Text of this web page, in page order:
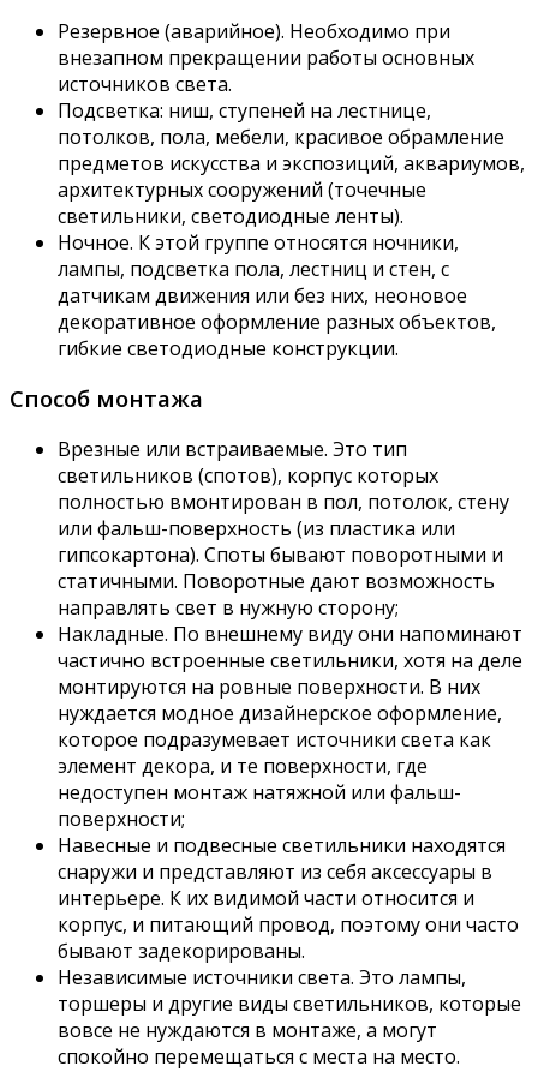
Резервное (аварийное). Необходимо при
внезапном прекращении работы основных
источников света.
Подсветка: ниш, ступеней на лестнице,
потолков, пола, мебели, красивое обрамление
предметов искусства и экспозиций, аквариумов,
архитектурных сооружений (точечные
светильники, светодиодные ленты).
Ночное. К этой группе относятся ночники,
лампы, подсветка пола, лестниц и стен, с
датчикам движения или без них, неоновое
декоративное оформление разных объектов,
гибкие светодиодные конструкции.
Способ монтажа
Врезные или встраиваемые. Это тип
светильников (спотов), корпус которых
полностью вмонтирован в пол, потолок, стену
или фальш-поверхность (из пластика или
гипсокартона). Споты бывают поворотными и
статичными. Поворотные дают возможность
направлять свет в нужную сторону;
Накладные. По внешнему виду они напоминают
частично встроенные светильники, хотя на деле
монтируются на ровные поверхности. В них
нуждается модное дизайнерское оформление,
которое подразумевает источники света как
элемент декора, и те поверхности, где
недоступен монтаж натяжной или фальш-
поверхности;
Навесные и подвесные светильники находятся
снаружи и представляют из себя аксессуары в
интерьере. К их видимой части относится и
корпус, и питающий провод, поэтому они часто
бывают задекорированы.
Независимые источники света. Это лампы,
торшеры и другие виды светильников, которые
вовсе не нуждаются в монтаже, а могут
спокойно перемещаться с места на место.